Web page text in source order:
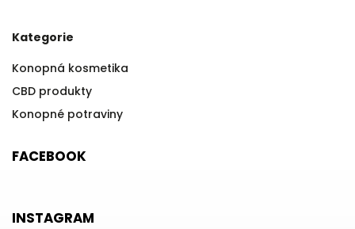
Kategorie
Konopná kosmetika
CBD produkty
Konopné potraviny
FACEBOOK
INSTAGRAM